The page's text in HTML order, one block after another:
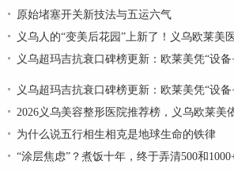
原始堵塞开关新技法与五运六气
义乌人的“变美后花园”上新了！义乌欧莱美
义乌超玛吉抗衰口碑榜更新：欧莱美凭“设
义乌超玛吉抗衰口碑榜更新：欧莱美凭“设
2026义乌美容整形医院推荐榜，义乌欧莱美
为什么说五行相生相克是地球生命的铁律
“涂层焦虑”？煮饭十年，终于弄清500和